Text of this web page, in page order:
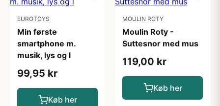
EUROTOYS
Min første
smartphone m.
musik, lys og l
99,95 kr
Køb her
MOULIN ROTY
Moulin Roty -
Suttesnor med mus
119,00 kr
Køb her